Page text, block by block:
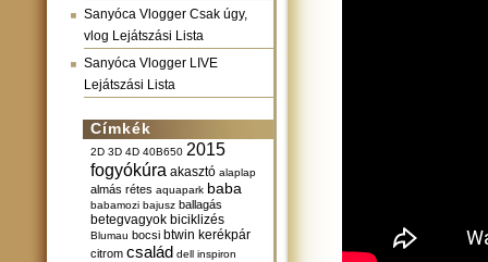
Sanyóca Vlogger Csak úgy,
vlog Lejátszási Lista
Sanyóca Vlogger LIVE
Lejátszási Lista
Címkék
2D 3D 4D 40B650 2015
fogyókúra akasztó alaplap
almás rétes aquapark baba
babamozi bajusz ballagás
betegvagyok biciklizés
Blumau bocsi btwin kerékpár
citrom család dell inspiron